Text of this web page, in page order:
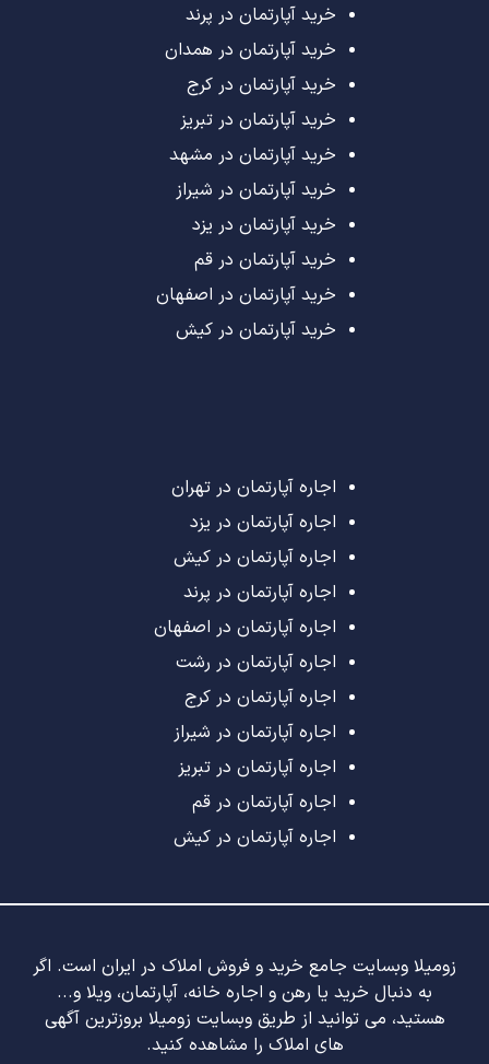
خرید آپارتمان در پرند
خرید آپارتمان در همدان
خرید آپارتمان در کرج
خرید آپارتمان در تبریز
خرید آپارتمان در مشهد
خرید آپارتمان در شیراز
خرید آپارتمان در یزد
خرید آپارتمان در قم
خرید آپارتمان در اصفهان
خرید آپارتمان در کیش
اجاره آپارتمان در تهران
اجاره آپارتمان در یزد
اجاره آپارتمان در کیش
اجاره آپارتمان در پرند
اجاره آپارتمان در اصفهان
اجاره آپارتمان در رشت
اجاره آپارتمان در کرج
اجاره آپارتمان در شیراز
اجاره آپارتمان در تبریز
اجاره آپارتمان در قم
اجاره آپارتمان در کیش
زومیلا وبسایت جامع خرید و فروش املاک در ایران است. اگر
به دنبال خرید یا رهن و اجاره خانه، آپارتمان، ویلا و...
هستید، می توانید از طریق وبسایت زومیلا بروزترین آگهی
های املاک را مشاهده کنید.